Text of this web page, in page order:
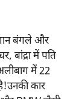
बंगले और
बांद्रा में पति
में 22
कार